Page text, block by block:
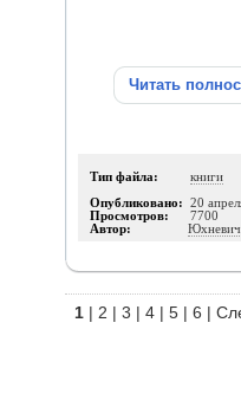
Читать
Тип файла: книги
Опубликовано: 20
Просмотров: 7700
Автор:
1 | 2 | 3 | 4 | 5 | 6 |